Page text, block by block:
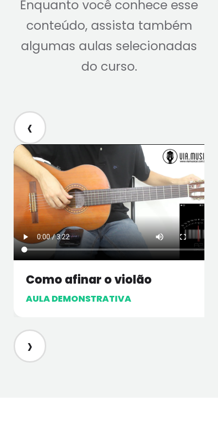
Enquanto você conhece esse
conteúdo, assista também
algumas aulas selecionadas
do curso.
‹
Como afinar o violão
AULA DEMONSTRATIVA
›